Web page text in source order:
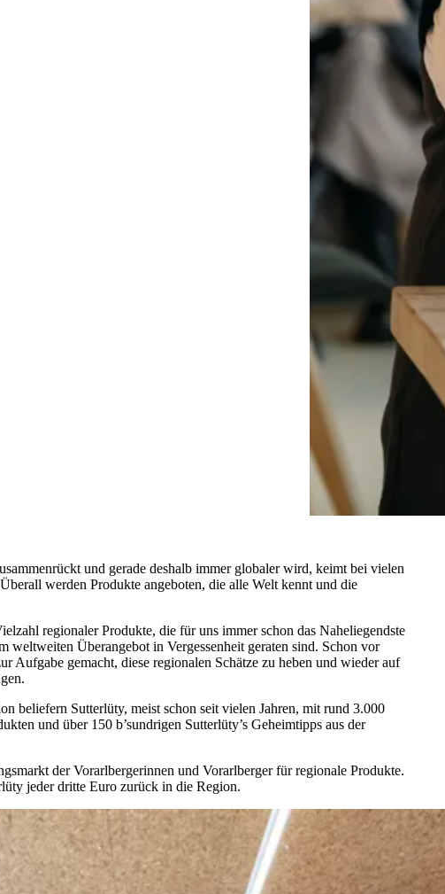
und gerade deshalb immer globaler wird, keimt bei vielen
werden Produkte angeboten, die alle Welt kennt und die
regionaler Produkte, die für uns immer schon das Naheliegendste
weltweiten Überangebot in Vergessenheit geraten sind. Schon vor
Aufgabe gemacht, diese regionalen Schätze zu heben und wieder auf
beliefern Sutterlüty, meist schon seit vielen Jahren, mit rund 3.000
und über 150 b’sundrigen Sutterlüty’s Geheimtipps aus der
der Vorarlbergerinnen und Vorarlberger für regionale Produkte.
jeder dritte Euro zurück in die Region.